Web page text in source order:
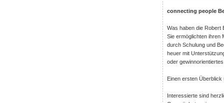
connecting people
Was haben die Robert
Sie ermöglichten ihren
durch Schulung und
heuer mit
oder
Einen ersten
Interessierte sind